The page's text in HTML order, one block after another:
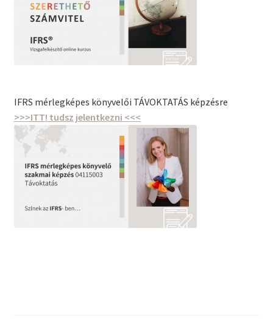
IFRS mérlegképes könyvelői TÁVOKTATÁS képzésre
>>>ITT! tudsz jelentkezni <<<